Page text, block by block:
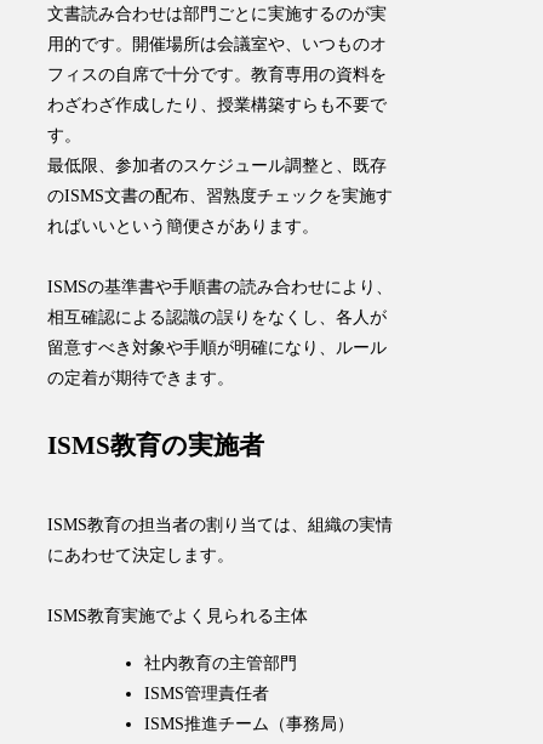
文書読み合わせは部門ごとに実施するのが実
用的です。開催場所は会議室や、いつものオ
フィスの自席で十分です。教育専用の資料を
わざわざ作成したり、授業構築すらも不要で
す。
最低限、参加者のスケジュール調整と、既存
のISMS文書の配布、習熟度チェックを実施す
ればいいという簡便さがあります。
ISMSの基準書や手順書の読み合わせにより、
相互確認による認識の誤りをなくし、各人が
留意すべき対象や手順が明確になり、ルール
の定着が期待できます。
ISMS教育の実施者
ISMS教育の担当者の割り当ては、組織の実情
にあわせて決定します。
ISMS教育実施でよく見られる主体
社内教育の主管部門
ISMS管理責任者
ISMS推進チーム（事務局）